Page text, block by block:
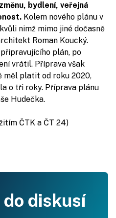
bydlení, veřejná
Kolem nového plánu v
nimž mimo jiné dočasně
Roman Koucký.
plán, po
vrátil. Příprava však
měl platit od roku 2020,
o tři roky. Příprava plánu
Hudečka.
ČTK a ČT 24)
diskusí